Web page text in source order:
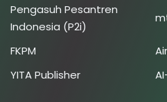
Pengasuh Pesantren
Indonesia (P2i)
FKPM
YITA Publisher